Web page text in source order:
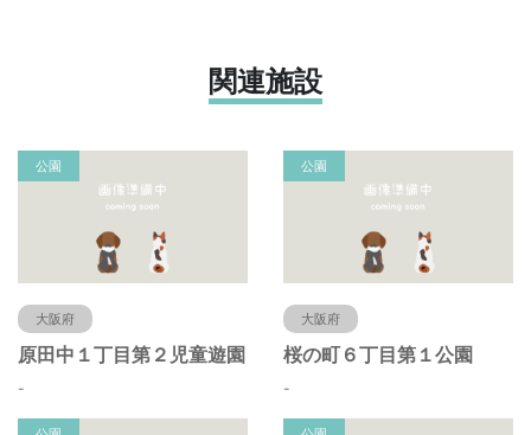
関連施設
公園
大阪府
原田中１丁目第２児童遊園
-
公園
大阪府
桜の町６丁目第１公園
-